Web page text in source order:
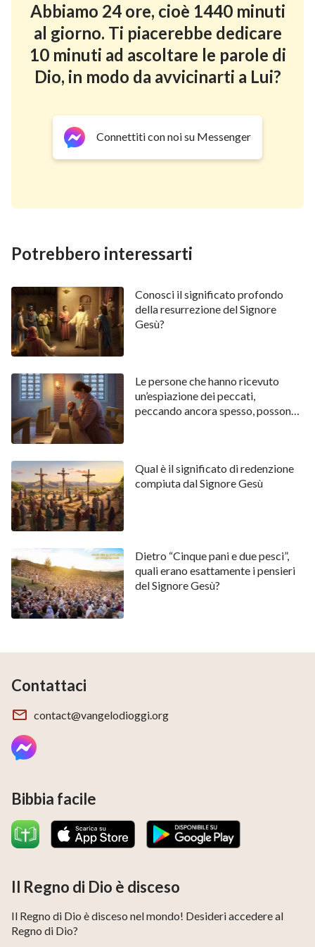
mietitore si rallegrino assieme. Poiché in questo è
vero il detto: L’uno semina e l’altro miete. Io v’ho
mandati a mieter quello intorno a cui non avete
faticato; altri hanno faticato, e voi siete entrati
Or molti de’ Samaritani di quella città credettero in lui
a motivo della testimonianza resa da quella donna:
parola; e dicevano alla donna: Non è più a motivo di
abbiamo udito da noi, e sappiamo che questi è
veramente il Salvator del mondo.
Condividerne di più:
Ho sentito la voce di Dio
Ho accolto il ritorno del Signore Gesù
Abbiamo 24 ore, cioè 1440 minuti
al giorno. Ti piacerebbe dedicare
10 minuti ad ascoltare le parole di
Dio, in modo da avvicinarti a Lui?
Connettiti con noi su Messenger
Potrebbero interessarti
Conosci il significato profondo
della resurrezione del Signore
Gesù?
Le persone che hanno ricevuto
un’espiazione dei peccati,
peccando ancora spesso, possono
Qual è il significato di redenzione
compiuta dal Signore Gesù
Dietro “Cinque pani e due pesci”,
quali erano esattamente i pensieri
del Signore Gesù?
Contattaci
contact@vangelodioggi.org
Bibbia facile
Il Regno di Dio è disceso
Il Regno di Dio è disceso nel mondo! Desideri accedere al
Regno di Dio?